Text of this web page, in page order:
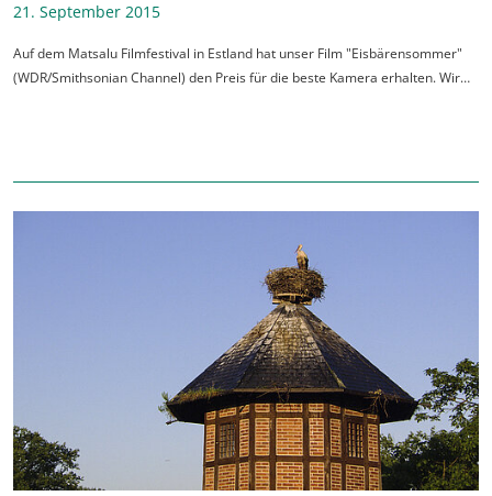
21. September 2015
Auf dem Matsalu Filmfestival in Estland hat unser Film "Eisbärensommer"
(WDR/Smithsonian Channel) den Preis für die beste Kamera erhalten. Wir…